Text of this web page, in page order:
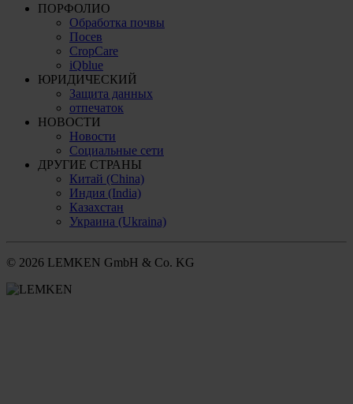
ПОРФОЛИО
Обработка почвы
Посев
CropCare
iQblue
ЮРИДИЧЕСКИЙ
Защита данных
отпечаток
НОВОСТИ
Новости
Социальные сети
ДРУГИЕ СТРАНЫ
Китай (China)
Индия (India)
Казахстан
Украина (Ukraina)
© 2026 LEMKEN GmbH & Co. KG